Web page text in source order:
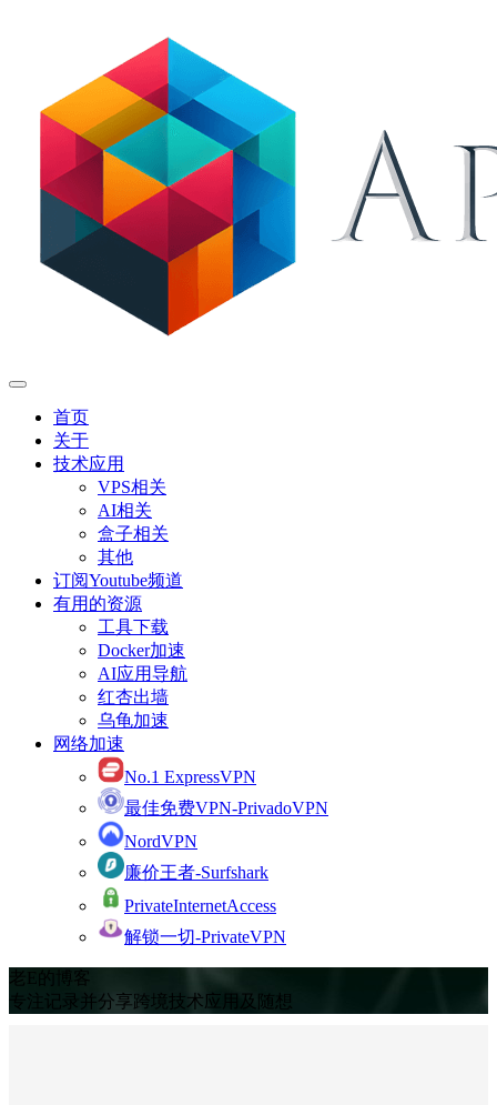
首页
关于
技术应用
VPS相关
AI相关
盒子相关
其他
订阅Youtube频道
有用的资源
工具下载
Docker加速
AI应用导航
红杏出墙
乌龟加速
网络加速
No.1 ExpressVPN
最佳免费VPN-PrivadoVPN
NordVPN
廉价王者-Surfshark
PrivateInternetAccess
解锁一切-PrivateVPN
老E的博客
专注记录并分享跨境技术应用及随想